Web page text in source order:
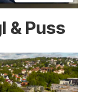
& Puss